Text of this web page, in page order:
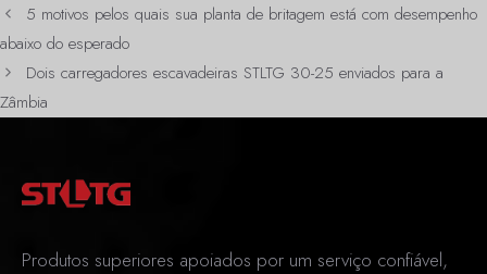
5 motivos pelos quais sua planta de britagem está com desempenho
abaixo do esperado
Dois carregadores escavadeiras STLTG 30-25 enviados para a
Zâmbia
Produtos superiores apoiados por um serviço confiável,